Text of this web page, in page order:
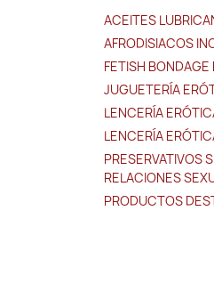
ACEITES
AFRODISIACOS
FETISH
JUGUETERÍA
LENCERÍA
LENCERÍA
PRESERVATIVOS
RELACIONES
PRODUCTOS